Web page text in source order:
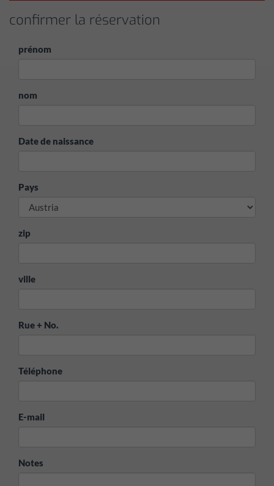
confirmer la réservation
prénom
nom
Date de naissance
Pays
zip
ville
Rue + No.
Téléphone
E-mail
Notes